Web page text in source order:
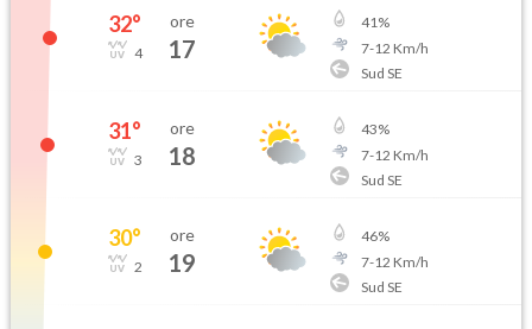
32°
4
ore
17
41%
7-12 Km/h
Sud SE
31°
3
ore
18
43%
7-12 Km/h
Sud SE
30°
2
ore
19
46%
7-12 Km/h
Sud SE